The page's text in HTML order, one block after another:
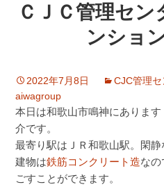
ＣＪＣ管理セ
ンショ
2022年7月8日
CJC管理
aiwagroup
本日は和歌山市鳴神にありま
介です。
最寄り駅はＪＲ和歌山駅。閑静
建物は鉄筋コンクリート造なの
ごすことができます。